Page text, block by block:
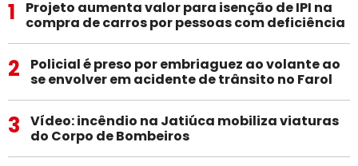
1
Projeto aumenta valor para isenção de IPI na
compra de carros por pessoas com deficiência
2
Policial é preso por embriaguez ao volante ao
se envolver em acidente de trânsito no Farol
3
Vídeo: incêndio na Jatiúca mobiliza viaturas
do Corpo de Bombeiros